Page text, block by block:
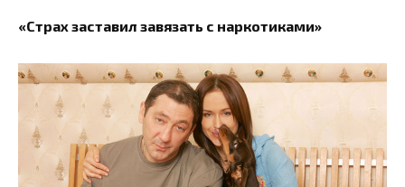
«Страх заставил завязать с наркотиками»